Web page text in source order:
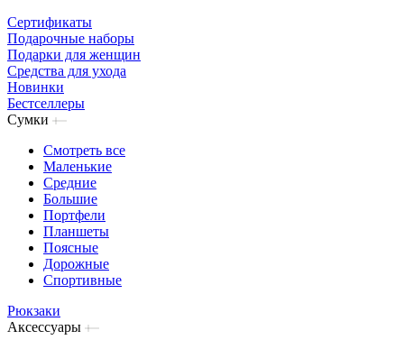
Сертификаты
Подарочные наборы
Подарки для женщин
Средства для ухода
Новинки
Бестселлеры
Сумки
Смотреть все
Маленькие
Средние
Большие
Портфели
Планшеты
Поясные
Дорожные
Спортивные
Рюкзаки
Аксессуары